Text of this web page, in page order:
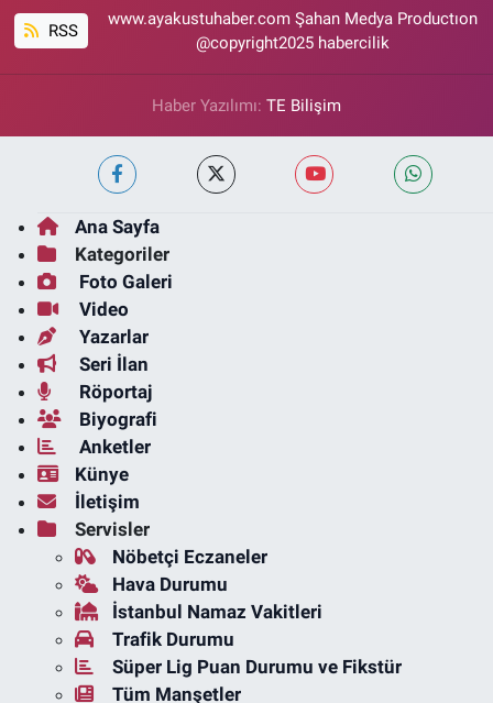
RSS
www.ayakustuhaber.com Şahan Medya Productıon
@copyright2025 habercilik
Haber Yazılımı: TE Bilişim
Ana Sayfa
Kategoriler
Foto Galeri
Video
Yazarlar
Seri İlan
Röportaj
Biyografi
Anketler
Künye
İletişim
Servisler
Nöbetçi Eczaneler
Hava Durumu
İstanbul Namaz Vakitleri
Trafik Durumu
Süper Lig Puan Durumu ve Fikstür
Tüm Manşetler